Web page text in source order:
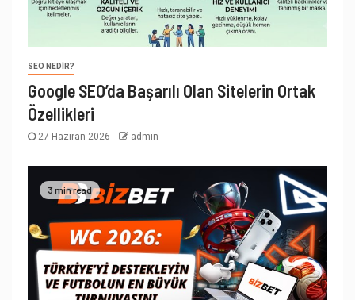
SEO NEDIR?
Google SEO’da Başarılı Olan Sitelerin Ortak
Özellikleri
27 Haziran 2026 admin
3 min read